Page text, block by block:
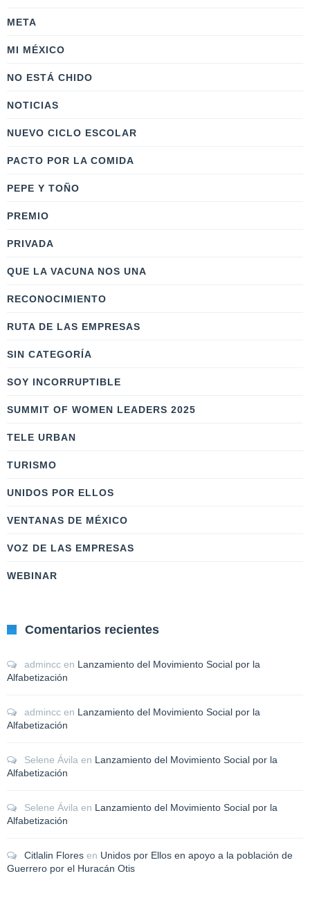
META
MI MÉXICO
NO ESTÁ CHIDO
NOTICIAS
NUEVO CICLO ESCOLAR
PACTO POR LA COMIDA
PEPE Y TOÑO
PREMIO
PRIVADA
QUE LA VACUNA NOS UNA
RECONOCIMIENTO
RUTA DE LAS EMPRESAS
SIN CATEGORÍA
SOY INCORRUPTIBLE
SUMMIT OF WOMEN LEADERS 2025
TELE URBAN
TURISMO
UNIDOS POR ELLOS
VENTANAS DE MÉXICO
VOZ DE LAS EMPRESAS
WEBINAR
Comentarios recientes
admincc en Lanzamiento del Movimiento Social por la
Alfabetización
admincc en Lanzamiento del Movimiento Social por la
Alfabetización
Selene Ávila en Lanzamiento del Movimiento Social por la
Alfabetización
Selene Ávila en Lanzamiento del Movimiento Social por la
Alfabetización
Citlalin Flores en Unidos por Ellos en apoyo a la población de
Guerrero por el Huracán Otis